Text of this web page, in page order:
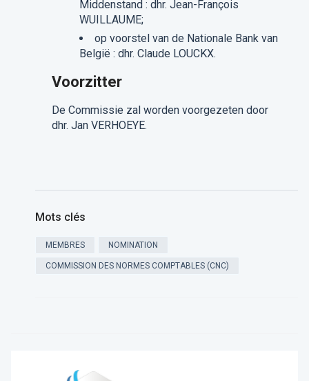
Middenstand : dhr. Jean-François
WUILLAUME;
op voorstel van de Nationale Bank van
België : dhr. Claude LOUCKX.
Voorzitter
De Commissie zal worden voorgezeten door
dhr. Jan VERHOEYE.
Mots clés
MEMBRES NOMINATION
COMMISSION DES NORMES COMPTABLES (CNC)